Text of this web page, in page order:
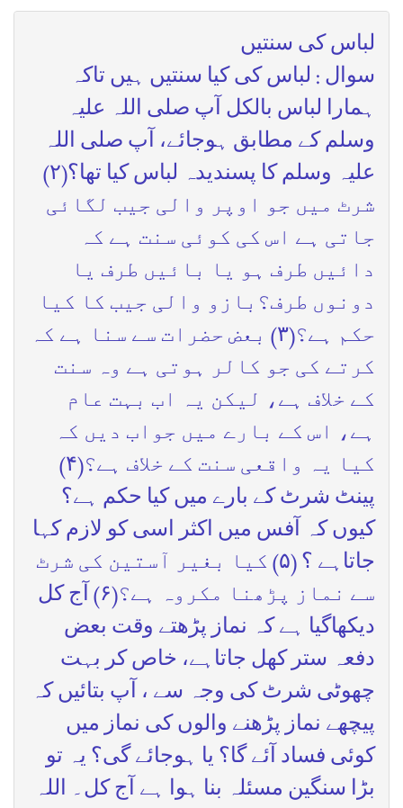
لباس کی سنتیں
سوال : لباس کی کیا سنتیں ہیں تاکہ
ہمارا لباس بالکل آپ صلی اللہ علیہ
وسلم کے مطابق ہوجائے، آپ صلی اللہ
علیہ وسلم کا پسندیدہ لباس کیا تھا؟(۲)
شرٹ میں جو اوپر والی جیب لگائی
جاتی ہے اس کی کوئی سنت ہے کہ
دائیں طرف ہو یا بائیں طرف یا
دونوں طرف؟بازو والی جیب کا کیا
حکم ہے؟(۳) بعض حضرات سے سنا ہے کہ
کرتے کی جو کالر ہوتی ہے وہ سنت
کے خلاف ہے، لیکن یہ اب بہت عام
ہے، اس کے بارے میں جواب دیں کہ
کیا یہ واقعی سنت کے خلاف ہے؟(۴)
پینٹ شرٹ کے بارے میں کیا حکم ہے؟
کیوں کہ آفس میں اکثر اسی کو لازم کہا
جاتاہے ؟ (۵) کیا بغیر آستین کی شرٹ
سے نماز پڑھنا مکروہ ہے؟(۶) آج کل
دیکھاگیا ہے کہ نماز پڑھتے وقت بعض
دفعہ ستر کھل جاتاہے، خاص کر بہت
چھوٹی شرٹ کی وجہ سے ، آپ بتائیں کہ
پیچھے نماز پڑھنے والوں کی نماز میں
کوئی فساد آئے گا؟ یا ہوجائے گی؟ یہ تو
بڑا سنگین مسئلہ بنا ہوا ہے آج کل۔ اللہ